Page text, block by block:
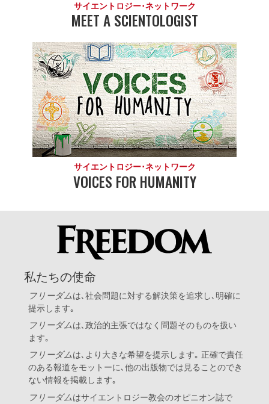
サイエントロジー･ネットワーク
MEET A SCIENTOLOGIST
サイエントロジー･ネットワーク
VOICES FOR HUMANITY
私たちの使命
フリーダムは､社会問題に対する解決策を追求し､明確に
提示します｡
フリーダムは､政治的主張ではなく問題そのものを扱い
ます｡
フリーダムは､より大きな希望を提示します｡ 正確で責任
のある報道をモットーに､他の出版物では見ることのでき
ない情報を掲載します｡
フリーダムはサイエントロジー教会のオピニオン誌で